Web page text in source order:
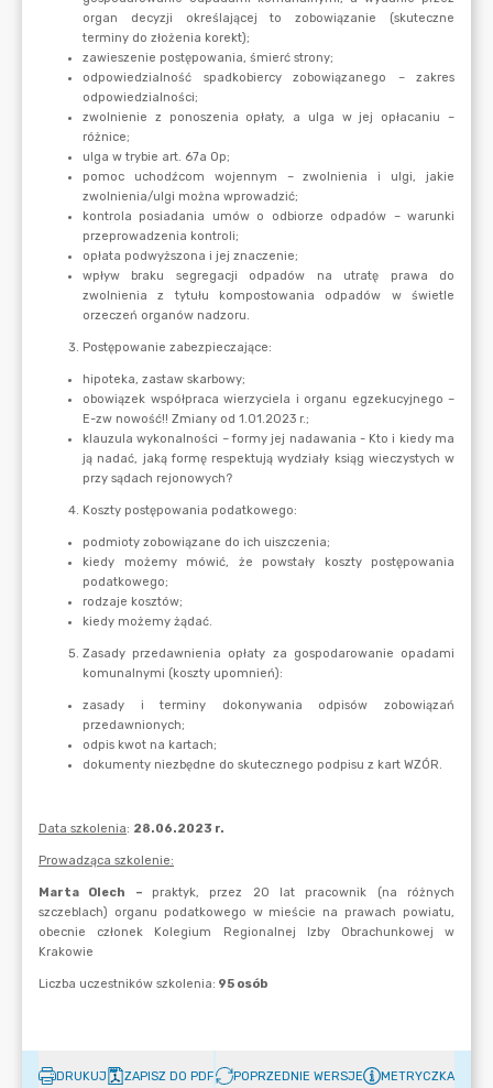
DRUKUJ ZAPISZ DO PDF POPRZEDNIE WERSJE METRYCZKA